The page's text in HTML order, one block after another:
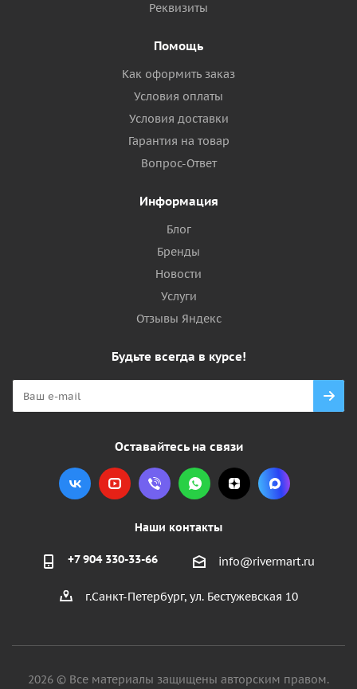
Реквизиты
Помощь
Как оформить заказ
Условия оплаты
Условия доставки
Гарантия на товар
Вопрос-Ответ
Информация
Блог
Бренды
Новости
Услуги
Отзывы Яндекс
Будьте всегда в курсе!
Оставайтесь на связи
Наши контакты
+7 904 330-33-66 info@rivermart.ru
г.Санкт-Петербург, ул. Бестужевская 10
2026 © Все материалы защищены авторским правом.